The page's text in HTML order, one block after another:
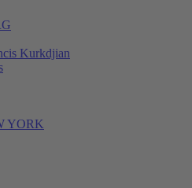
Kurkdjian
YORK